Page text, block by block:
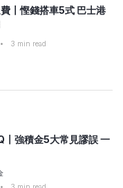
〡慳錢搭車5式 巴士港
• 3 min read
〡強積金5大常見謬誤 一